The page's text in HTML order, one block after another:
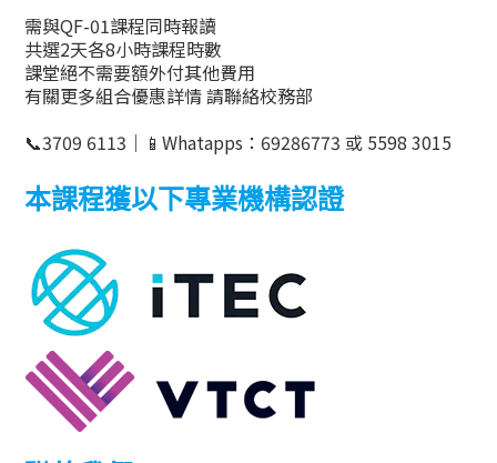
需與QF-01課程同時報讀
共選2天各8小時課程時數
課堂絕不需要額外付其他費用
有關更多組合優惠詳情請聯絡校務部
📞3709 6113 ｜ 📱 Whatapps ： 69286773 或 5598 3015
本課程獲以下專業機構認證